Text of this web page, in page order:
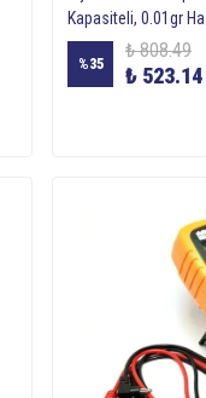
Kapasiteli, 0.01gr
%35
₺ 808.49
₺ 523.14